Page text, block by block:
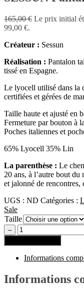
165,00€ Le prix initial
99,00 €.
Créateur : Sessun
Réalisation : Pantalon
tissé en Espagne.
Le lyocell utilisé dans la
certifiées et gérées de
Taille haute et ajusté en
Fermeture par bouton à
Poches italiennes et
65% Lyocell 35% Lin
La parenthèse : Le
20 ans, à l’autre bout
et jalonné de rencontres,
UGS : ND Catégories :
Sale
Taille
Informations
Informations